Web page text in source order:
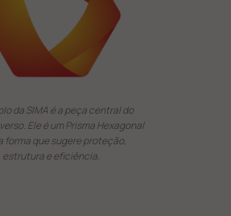
da SIMA é a peça central do
Ele é um Prisma Hexagonal
forma que sugere proteção,
estrutura e eficiência.